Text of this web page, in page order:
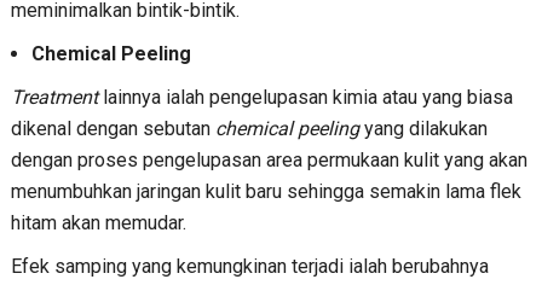
meminimalkan bintik-bintik.
Chemical Peeling
Treatmentlainnya ialah pengelupasan kimia atau yang biasa
dikenal dengan sebutan chemical peelingyang dilakukan
dengan proses pengelupasan area permukaan kulit yang akan
menumbuhkan jaringan kulit baru sehingga semakin lama flek
hitam akan memudar.
Efek samping yang kemungkinan terjadi ialah berubahnya